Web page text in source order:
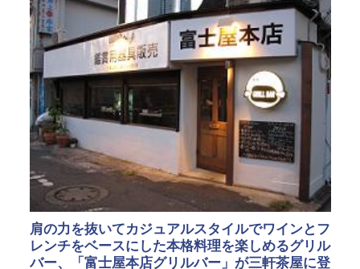
肩の力を抜いてカジュアルスタイルでワインとフ
レンチをベースにした本格料理を楽しめるグリル
バー、「富士屋本店グリルバー」が三軒茶屋に登